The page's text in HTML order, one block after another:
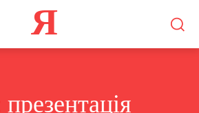
Я
презентація